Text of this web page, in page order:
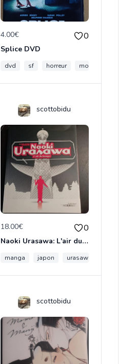
4.00€ 0
Splice DVD
dvd sf horreur monstre
scottobidu
18.00€ 0
Naoki Urasawa: L'air du temps
manga japon urasawa
scottobidu